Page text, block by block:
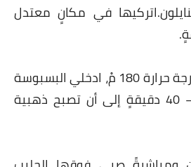
في مكانٍ معتدل
- سخني الفرن على درجة حرارة 180 مْ، ادخلي البسبوسة
الى الفرن لمدة 35 – 40 دقيقةٍ إلى أن تصبح ذهبية